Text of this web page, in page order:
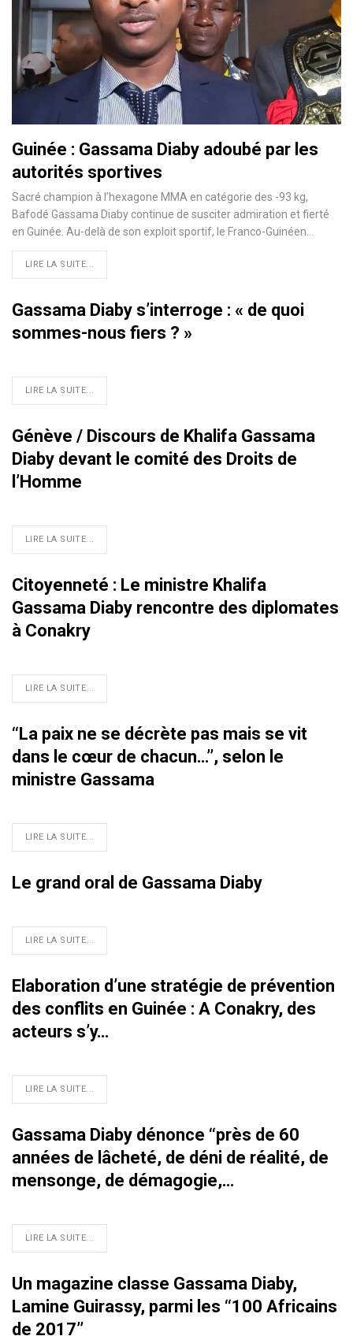
Guinée : Gassama Diaby adoubé par les
autorités sportives
Sacré champion à l’hexagone MMA en catégorie des -93 kg,
Bafodé Gassama Diaby continue de susciter admiration et fierté
en Guinée. Au-delà de son exploit sportif, le Franco-Guinéen…
LIRE LA SUITE...
Gassama Diaby s’interroge : « de quoi
sommes-nous fiers ? »
LIRE LA SUITE...
Génève / Discours de Khalifa Gassama
Diaby devant le comité des Droits de
l’Homme
LIRE LA SUITE...
Citoyenneté : Le ministre Khalifa
Gassama Diaby rencontre des diplomates
à Conakry
LIRE LA SUITE...
‘‘La paix ne se décrète pas mais se vit
dans le cœur de chacun…’’, selon le
ministre Gassama
LIRE LA SUITE...
Le grand oral de Gassama Diaby
LIRE LA SUITE...
Elaboration d’une stratégie de prévention
des conflits en Guinée : A Conakry, des
acteurs s’y…
LIRE LA SUITE...
Gassama Diaby dénonce ‘‘près de 60
années de lâcheté, de déni de réalité, de
mensonge, de démagogie,…
LIRE LA SUITE...
Un magazine classe Gassama Diaby,
Lamine Guirassy, parmi les ‘‘100 Africains
de 2017’’